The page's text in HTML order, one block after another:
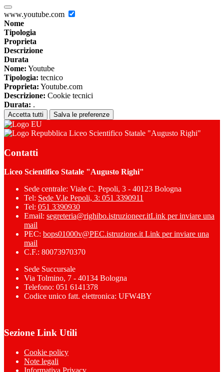
www.youtube.com
Nome
Tipologia
Proprieta
Descrizione
Durata
Nome: Youtube
Tipologia: tecnico
Proprieta: Youtube.com
Descrizione: Cookie tecnici
Durata: .
Accetta tutti Salva le preferenze
Liceo Scientifico Statale "Augusto Righi"
Contatti
Liceo Scientifico Statale "Augusto Righi"
Sede centrale: Viale C. Pepoli, 3 - 40123 Bologna
Tel: Sede V.le Pepoli, 3: 051 3390911
Tel: 051 3390930
Email: segreteria@righibo.istruzioneer.itLink per inviare una
mail
PEC: bops01000v@PEC.istruzione.it Link per inviare una
mail
C.F.: 80073970370
Sede Succursale
Via Tolmino, 7 - 40134 Bologna
Telefono: 051 6141378
Codice unico fatt. elettronica: UFW4BY
Sezione Link Utili
Cookie policy
Note legali
Informativa Privacy